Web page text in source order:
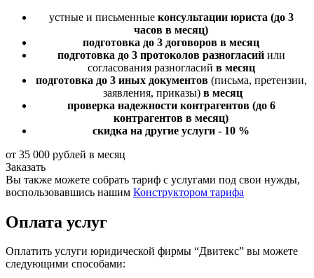
устные и письменные консультации юриста (до 3
часов в месяц)
подготовка до 3 договоров в месяц
подготовка до 3 протоколов разногласийили
согласования разногласий в месяц
подготовка до 3 иных документов(письма, претензии,
заявления, приказы) в месяц
проверка надежности контрагентов (до 6
контрагентов в месяц)
скидка на другие услуги - 10 %
от 35 000 рублей в месяц
Заказать
Вы также можете собрать тариф с услугами под свои нужды,
воспользовавшись нашим Конструктором тарифа
Оплата услуг
Оплатить услуги юридической фирмы “Двитекс” вы можете
следующими способами: